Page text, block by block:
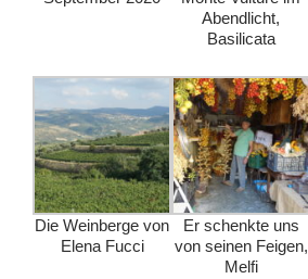
Abendlicht,
Basilicata
Die Weinberge von
Elena Fucci
Er schenkte uns
von seinen Feigen,
Melfi